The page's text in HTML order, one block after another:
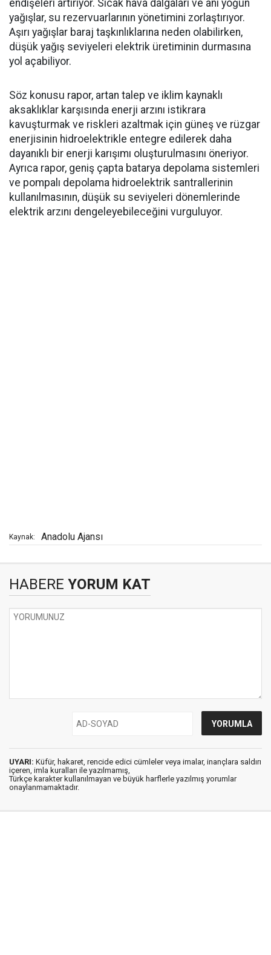
endişeleri artırıyor. Sıcak hava dalgaları ve ani yoğun
yağışlar, su rezervuarlarının yönetimini zorlaştırıyor.
Aşırı yağışlar baraj taşkınlıklarına neden olabilirken,
düşük yağış seviyeleri elektrik üretiminin durmasına
yol açabiliyor.
Söz konusu rapor, artan talep ve iklim kaynaklı
aksaklıklar karşısında enerji arzını istikrara
kavuşturmak ve riskleri azaltmak için güneş ve rüzgar
enerjisinin hidroelektrikle entegre edilerek daha
dayanıklı bir enerji karışımı oluşturulmasını öneriyor.
Ayrıca rapor, geniş çapta batarya depolama sistemleri
ve pompalı depolama hidroelektrik santrallerinin
kullanılmasının, düşük su seviyeleri dönemlerinde
elektrik arzını dengeleyebileceğini vurguluyor.
Kaynak: Anadolu Ajansı
HABERE YORUM KAT
UYARI: Küfür, hakaret, rencide edici cümleler veya imalar, inançlara saldırı
içeren, imla kuralları ile yazılmamış,
Türkçe karakter kullanılmayan ve büyük harflerle yazılmış yorumlar
onaylanmamaktadır.